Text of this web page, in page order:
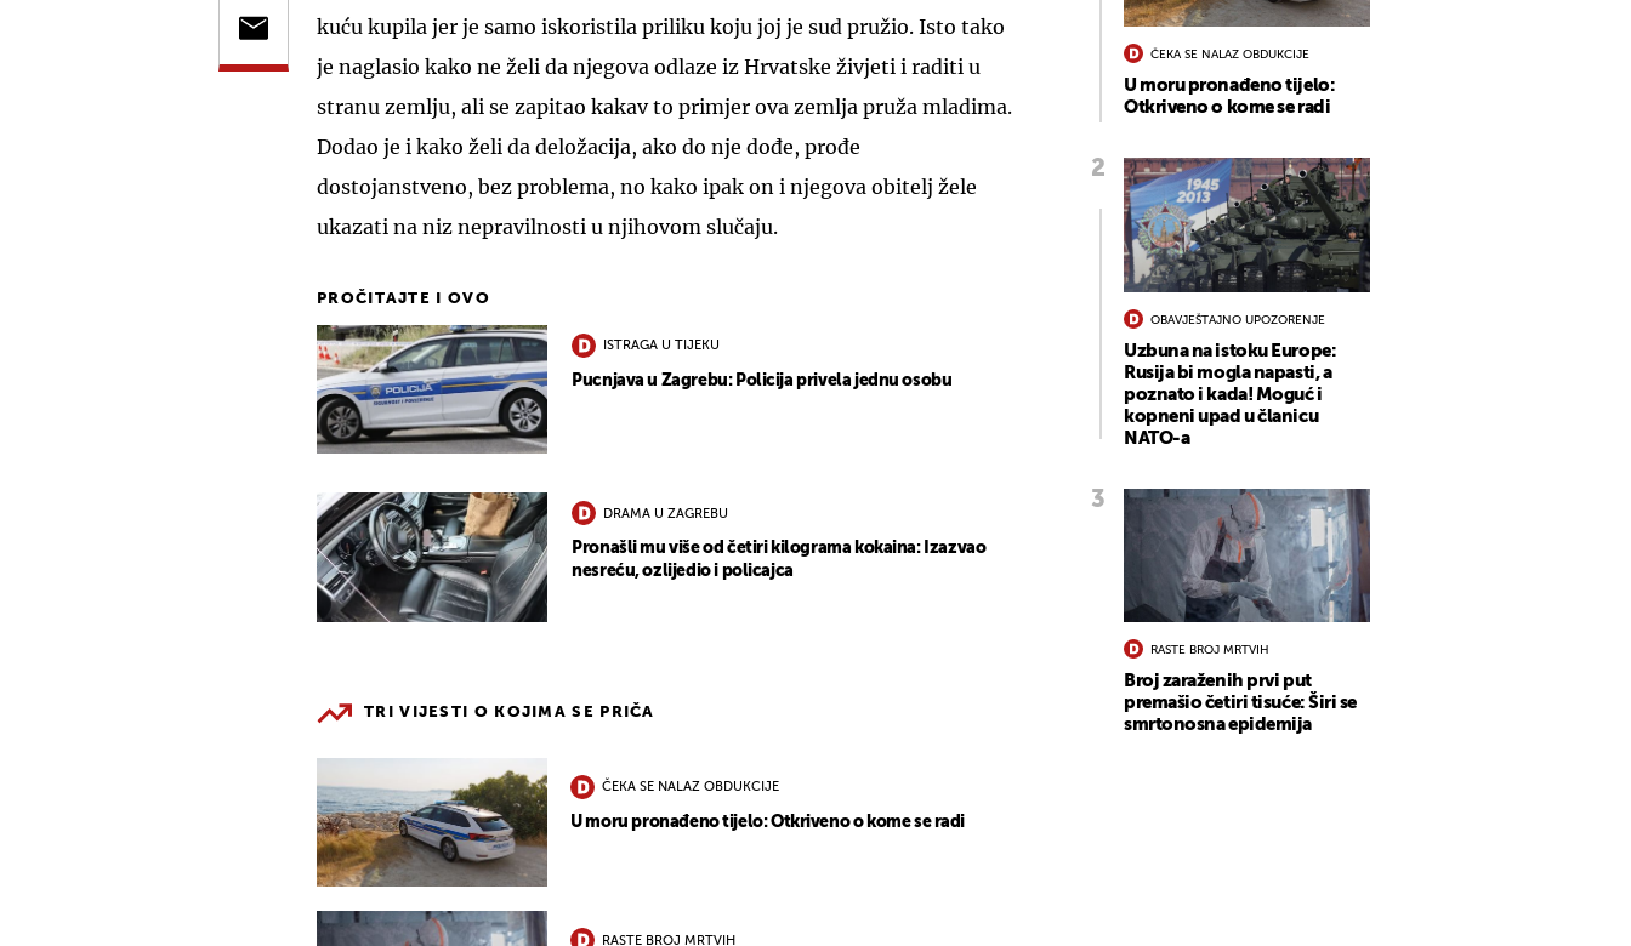
kuću kupila jer je samo iskoristila priliku koju joj je sud pružio. Isto tako
je naglasio kako ne želi da njegova odlaze iz Hrvatske živjeti i raditi u
stranu zemlju, ali se zapitao kakav to primjer ova zemlja pruža mladima.
Dodao je i kako želi da deložacija, ako do nje dođe, prođe
dostojanstveno, bez problema, no kako ipak on i njegova obitelj žele
ukazati na niz nepravilnosti u njihovom slučaju.
PROČITAJTE I OVO
ISTRAGA U TIJEKU
Pucnjava u Zagrebu: Policija privela jednu osobu
DRAMA U ZAGREBU
Pronašli mu više od četiri kilograma kokaina: Izazvao
nesreću, ozlijedio i policajca
TRI VIJESTI O KOJIMA SE PRIČA
ČEKA SE NALAZ OBDUKCIJE
U moru pronađeno tijelo: Otkriveno o kome se radi
RASTE BROJ MRTVIH
ČEKA SE NALAZ OBDUKCIJE
U moru pronađeno tijelo:
Otkriveno o kome se radi
OBAVJEŠTAJNO UPOZORENJE
Uzbuna na istoku Europe:
Rusija bi mogla napasti, a
poznato i kada! Moguć i
kopneni upad u članicu
NATO-a
RASTE BROJ MRTVIH
Broj zaraženih prvi put
premašio četiri tisuće: Širi se
smrtonosna epidemija